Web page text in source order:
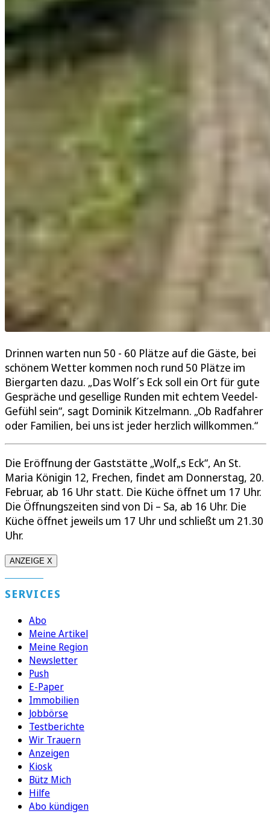
Drinnen warten nun 50 - 60 Plätze auf die Gäste, bei
schönem Wetter kommen noch rund 50 Plätze im
Biergarten dazu. „Das Wolf´s Eck soll ein Ort für gute
Gespräche und gesellige Runden mit echtem Veedel-
Gefühl sein“, sagt Dominik Kitzelmann. „Ob Radfahrer
oder Familien, bei uns ist jeder herzlich willkommen.“
Die Eröffnung der Gaststätte „Wolf„s Eck“, An St.
Maria Königin 12, Frechen, findet am Donnerstag, 20.
Februar, ab 16 Uhr statt. Die Küche öffnet um 17 Uhr.
Die Öffnungszeiten sind von Di – Sa, ab 16 Uhr. Die
Küche öffnet jeweils um 17 Uhr und schließt um 21.30
Uhr.
ANZEIGE X
SERVICES
Abo
Meine Artikel
Meine Region
Newsletter
Push
E-Paper
Immobilien
Jobbörse
Testberichte
Wir Trauern
Anzeigen
Kiosk
Bütz Mich
Hilfe
Abo kündigen